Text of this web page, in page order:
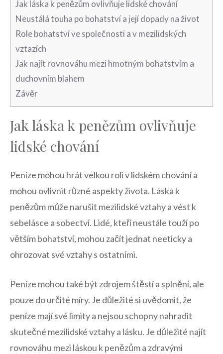
Jak láska k penězům ovlivňuje lidské chování
Neustálá touha po bohatství a její dopady na život
Role bohatství ve společnosti a v mezilidských
vztazích
Jak najít rovnováhu mezi hmotným bohatstvím a
duchovním blahem
Závěr
Jak láska k penězům ovlivňuje
lidské chování
Peníze mohou hrát velkou roli v lidském chování a
mohou ovlivnit různé aspekty života. Láska k
penězům může narušit mezilidské vztahy a vést k
sebelásce a sobectví. Lidé, kteří neustále touží po
větším bohatství, mohou začít jednat neeticky a
ohrozovat své vztahy s ostatními.
Peníze mohou také být zdrojem štěstí a splnění, ale
pouze do určité míry. Je důležité si uvědomit, že
peníze mají své limity a nejsou schopny nahradit
skutečné mezilidské vztahy a lásku. Je důležité najít
rovnováhu mezi láskou k penězům a zdravými